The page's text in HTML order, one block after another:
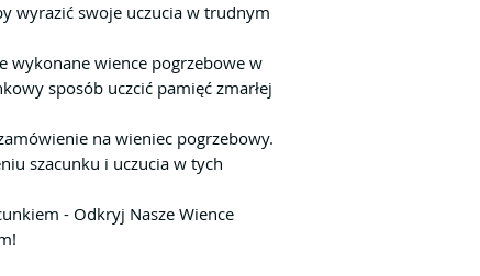
wyrazić swoje uczucia w trudnym
wykonane wience pogrzebowe w
sposób uczcić pamięć zmarłej
na wieniec pogrzebowy.
szacunku i uczucia w tych
- Odkryj Nasze Wience